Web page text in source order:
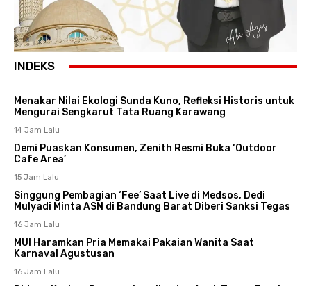
INDEKS
Menakar Nilai Ekologi Sunda Kuno, Refleksi Historis untuk
Mengurai Sengkarut Tata Ruang Karawang
14 Jam Lalu
Demi Puaskan Konsumen, Zenith Resmi Buka ‘Outdoor
Cafe Area’
15 Jam Lalu
Singgung Pembagian ‘Fee’ Saat Live di Medsos, Dedi
Mulyadi Minta ASN di Bandung Barat Diberi Sanksi Tegas
16 Jam Lalu
MUI Haramkan Pria Memakai Pakaian Wanita Saat
Karnaval Agustusan
16 Jam Lalu